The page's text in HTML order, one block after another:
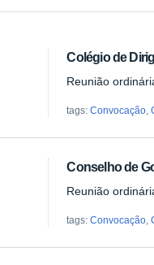
Colégio de
Reunião
tags:Convocação ,
Conselho de
Reunião
tags:Convocação ,